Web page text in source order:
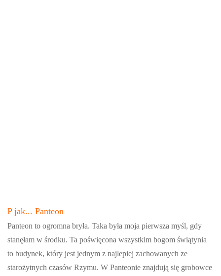
P jak... Panteon
Panteon to ogromna bryła. Taka była moja pierwsza myśl, gdy
stanęłam w środku. Ta poświęcona wszystkim bogom świątynia
to budynek, który jest jednym z najlepiej zachowanych ze
starożytnych czasów Rzymu. W Panteonie znajdują się grobowce